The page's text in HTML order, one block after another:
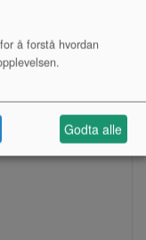
RØD
å forstå hvordan
Godta alle